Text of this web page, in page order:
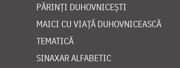
PĂRINȚI DUHOVNICEȘTI
MAICI CU VIAȚĂ DUHOVNICEASCĂ
TEMATICĂ
SINAXAR ALFABETIC